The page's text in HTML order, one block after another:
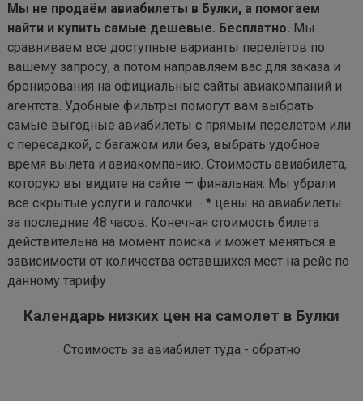
Мы не продаём авиабилеты в Булки, а помогаем
найти и купить самые дешевые. Бесплатно. Мы
сравниваем все доступные варианты перелётов по
вашему запросу, а потом направляем вас для заказа и
бронирования на официальные сайты авиакомпаний и
агентств. Удобные фильтры помогут вам выбрать
самые выгодные авиабилеты с прямым перелетом или
с пересадкой, с багажом или без, выбрать удобное
время вылета и авиакомпанию. Стоимость авиабилета,
которую вы видите на сайте — финальная. Мы убрали
все скрытые услуги и галочки. - * цены на авиабилеты
за последние 48 часов. Конечная стоимость билета
действительна на момент поиска и может меняться в
зависимости от количества оставшихся мест на рейс по
данному тарифу
Календарь низких цен на самолет в Булки
Стоимость за авиабилет туда - обратно